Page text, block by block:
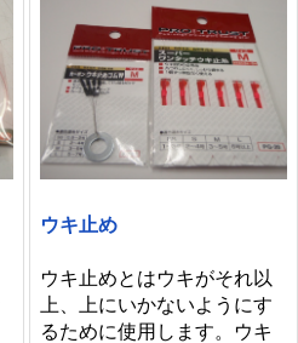
ウキ止め
ウキ止めとはウキがそれ以
上、上にいかないようにす
るために使用します。ウキ